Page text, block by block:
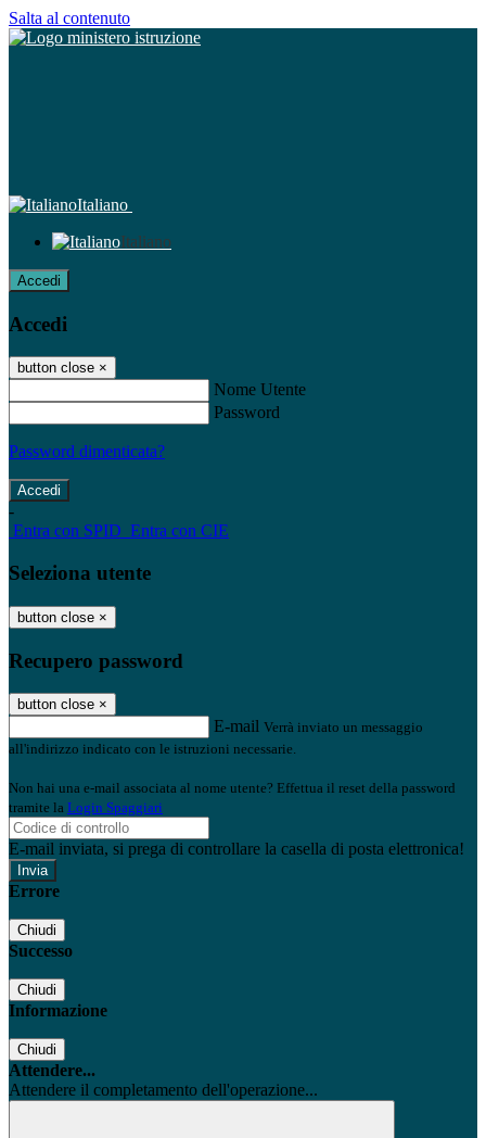
Salta al contenuto
Italiano
Italiano
Accedi
Accedi
button close ×
Nome Utente
Password
Password dimenticata?
-
Entra con SPID Entra con CIE
Seleziona utente
button close ×
Recupero password
button close ×
E-mail Verrà inviato un messaggio
all'indirizzo indicato con le istruzioni necessarie.
Non hai una e-mail associata al nome utente? Effettua il reset della password
tramite la Login Spaggiari
E-mail inviata, si prega di controllare la casella di posta elettronica!
Errore
Chiudi
Successo
Chiudi
Informazione
Chiudi
Attendere...
Attendere il completamento dell'operazione...